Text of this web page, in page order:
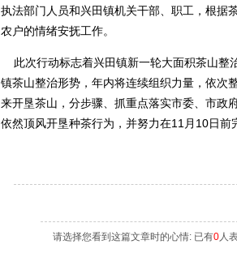
执法部门人员和兴田镇机关干部、职工，根据
农户的情绪安抚工作。
此次行动标志着兴田镇新一轮大面积茶山整
镇茶山整治形势，年内将连续组织力量，依次
来开垦茶山，分步骤、抓重点落实市委、市政
依然顶风开垦种茶行为，并努力在11月10日前
请选择您看到这篇文章时的心情: 已有0人